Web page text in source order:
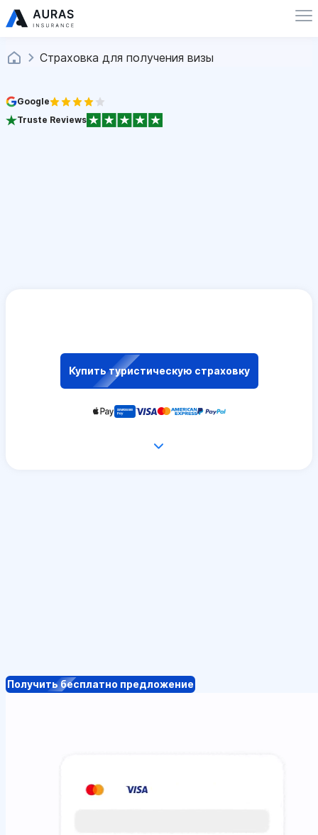
Страховка для получения визы
Google
Truste Reviews
Купить туристическую страховку
Получить бесплатно предложение